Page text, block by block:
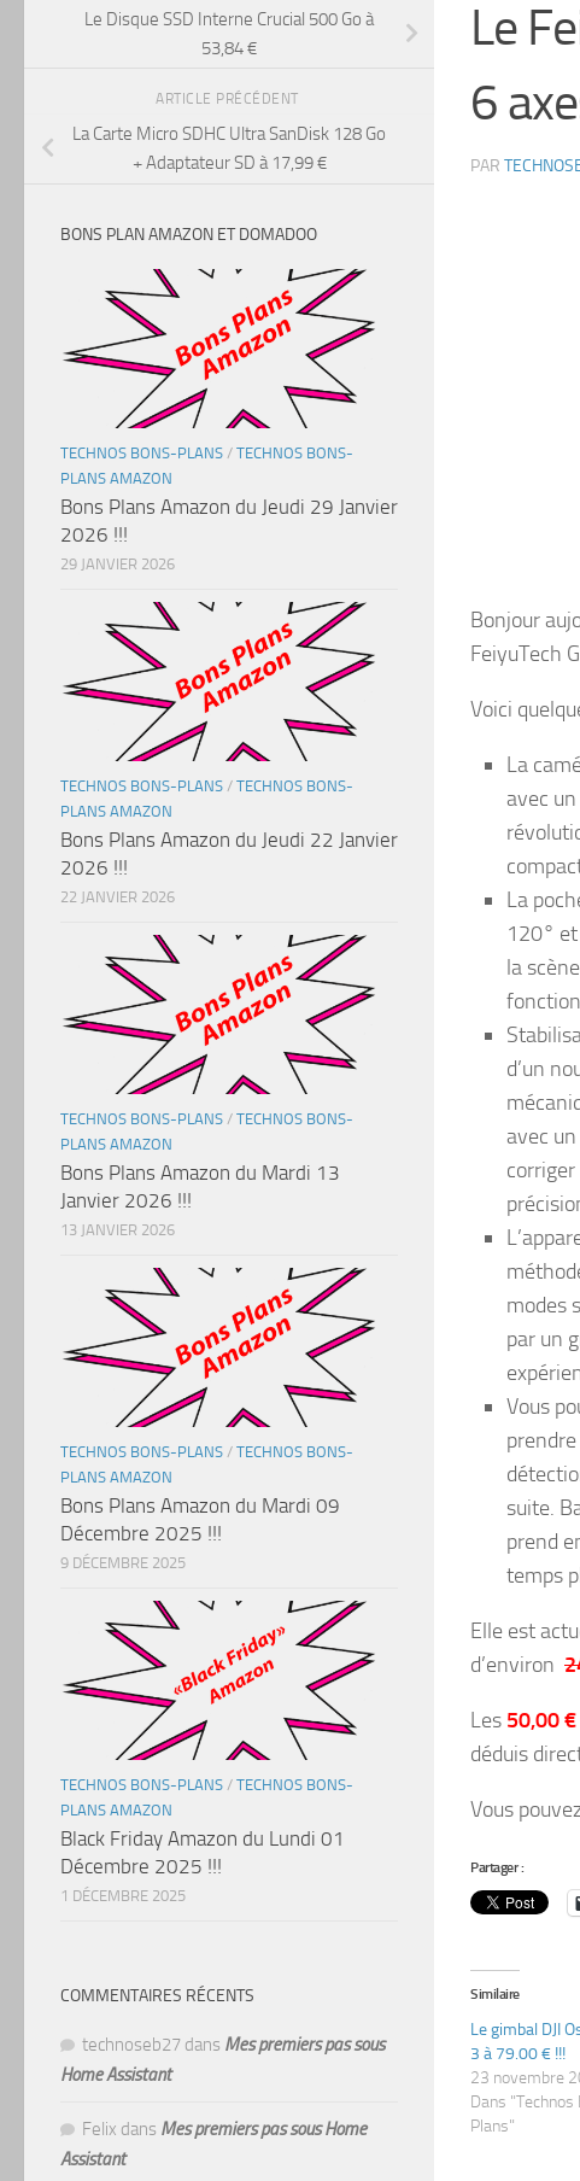
Le
6
PAR
Bonjour
FeiyuTech
Voici
La
avec
La
120°
la
d’un
avec
modes
par un
Vous
suite.
prend
temps
Elle est
d’environ
Les 50,00 €
déduis
Vous
Partager :
Similaire
Le gimbal DJI
3 à 79.00 € !!!
23 novembre
Dans "Technos
Plans"
Le Disque SSD Interne Crucial 500 Go à
53,84 €
ARTICLE PRÉCÉDENT
La Carte Micro SDHC Ultra SanDisk 128 Go
+ Adaptateur SD à 17,99 €
BONS PLAN AMAZON ET DOMADOO
TECHNOS BONS-PLANS / TECHNOS BONS-
PLANS AMAZON
Bons Plans Amazon du Jeudi 29 Janvier
2026 !!!
29 JANVIER 2026
TECHNOS BONS-PLANS / TECHNOS BONS-
PLANS AMAZON
Bons Plans Amazon du Jeudi 22 Janvier
2026 !!!
22 JANVIER 2026
TECHNOS BONS-PLANS / TECHNOS BONS-
PLANS AMAZON
Bons Plans Amazon du Mardi 13
Janvier 2026 !!!
13 JANVIER 2026
TECHNOS BONS-PLANS / TECHNOS BONS-
PLANS AMAZON
Bons Plans Amazon du Mardi 09
Décembre 2025 !!!
9 DÉCEMBRE 2025
TECHNOS BONS-PLANS / TECHNOS BONS-
PLANS AMAZON
Black Friday Amazon du Lundi 01
Décembre 2025 !!!
1 DÉCEMBRE 2025
COMMENTAIRES RÉCENTS
technoseb27 dans Mes premiers pas sous
Home Assistant
Felix dans Mes premiers pas sous Home
Assistant